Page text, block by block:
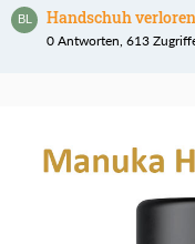
Handschuh
0 Antworten, 613